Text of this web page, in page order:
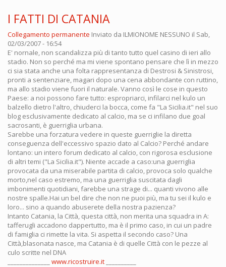
I FATTI DI CATANIA
Collegamento permanente Inviato da ILMIONOME NESSUNO il Sab,
02/03/2007 - 16:54
E' nornale, non scandalizza più di tanto tutto quel casino di ieri allo
stadio. Non so perché ma mi viene spontano pensare che lì in mezzo
ci sia stata anche una folta rappresentanza di Destrosi & Sinistrosi,
pronti a sentenziare, magari dopo una cena abbondante con ruttino,
ma allo stadio viene fuori il naturale. Vanno così le cose in questo
Paese: a noi possono fare tutto: espropriarci, infilarci nel kulo un
balzello dietro l'altro, chiuderci la bocca, come fa "La Sicilia.it" nel suo
blog esclusivamente dedicato al calcio, ma se ci infilano due goal
sacrosanti, è guerriglia urbana.
Sarebbe una forzatura vedere in queste guerriglie la diretta
conseguenza dell'eccessivo spazio dato al Calcio? Perché andare
lontano: un intero forum dedicato al calcio, con rigorosa esclusione
di altri temi ("La Sicilia.it"). Niente accade a caso:una guerriglia
provocata da una miserabile partita di calcio, provoca solo qualche
morto,nel caso estremo, ma una guerriglia suscitata dagli
imbonimenti quotidiani, farebbe una strage di... quanti vivono alle
nostre spalle.Hai un bel dire che non ne puoi più, ma tu sei il kulo e
loro... sino a quando abuserete della nostra pazienza?
Intanto Catania, la Città, questa città, non merita una squadra in A:
tafferugli accadono dappertutto, ma è il primo caso, in cui un padre
di famiglia ci rimette la vita. Si aspetta il secondo caso? Una
Città,blasonata nasce, ma Catania è di quelle Città con le pezze al
culo scritte nel DNA
www.ricostruire.it